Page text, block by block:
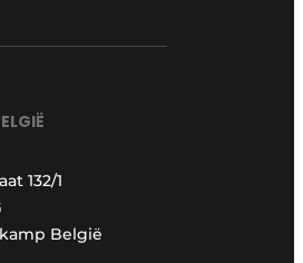
132/1
België